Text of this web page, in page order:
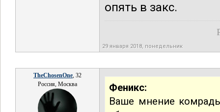
опять в закс.
29 января 2018, понедельник
TheChosenOne, 32
Россия, Москва
Феникс:
Ваше мнение